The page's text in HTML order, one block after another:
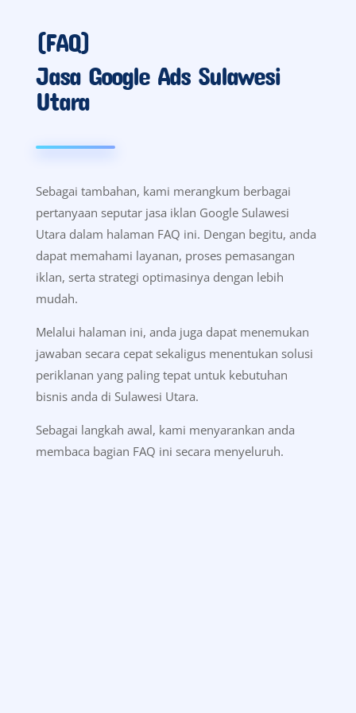
(FAQ)
Jasa Google Ads Sulawesi
Utara
Sebagai tambahan, kami merangkum berbagai
pertanyaan seputar jasa iklan Google Sulawesi
Utara dalam halaman FAQ ini. Dengan begitu, anda
dapat memahami layanan, proses pemasangan
iklan, serta strategi optimasinya dengan lebih
mudah.
Melalui halaman ini, anda juga dapat menemukan
jawaban secara cepat sekaligus menentukan solusi
periklanan yang paling tepat untuk kebutuhan
bisnis anda di Sulawesi Utara.
Sebagai langkah awal, kami menyarankan anda
membaca bagian FAQ ini secara menyeluruh.